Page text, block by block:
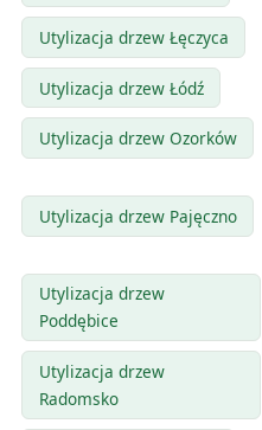
Utylizacja drzew Łęczyca
Utylizacja drzew Łódź
Utylizacja drzew Ozorków
Utylizacja drzew Pajęczno
Utylizacja drzew
Poddębice
Utylizacja drzew
Radomsko